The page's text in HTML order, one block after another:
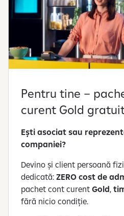
Pentru tine –
curent Gold
Ești asociat sau
companiei?
Devino și client persoană
dedicată: ZERO cost de
pachet cont curent Gold,
fără nicio condiție.